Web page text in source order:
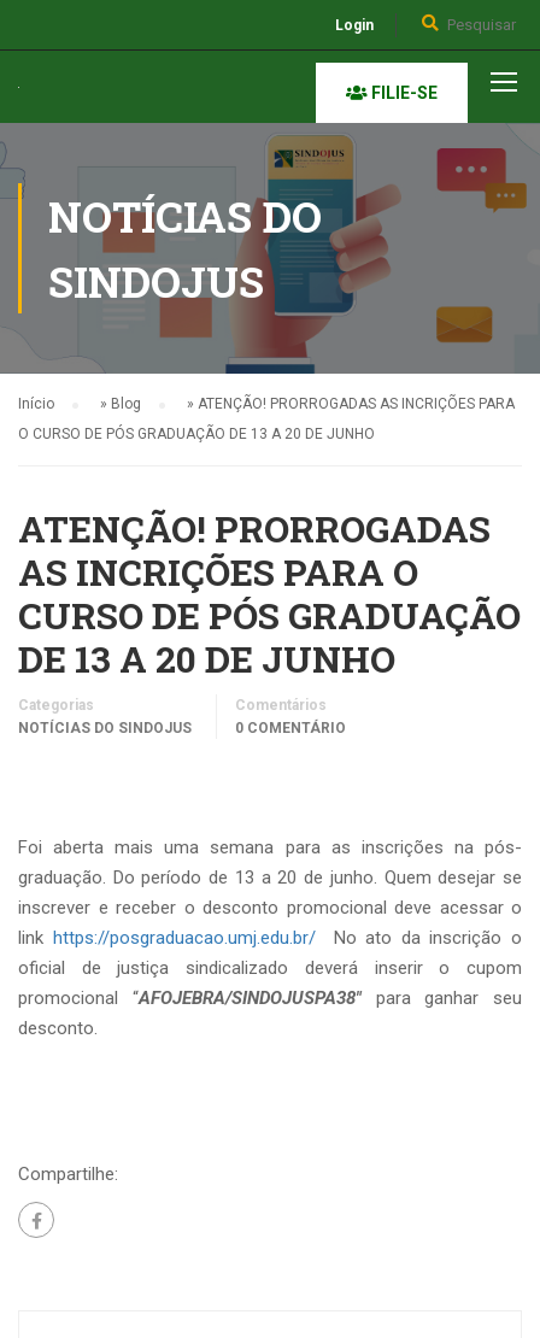
Login
FILIE-SE
NOTÍCIAS DO
SINDOJUS
Início » Blog » ATENÇÃO! PRORROGADAS AS INCRIÇÕES PARA
O CURSO DE PÓS GRADUAÇÃO DE 13 A 20 DE JUNHO
ATENÇÃO! PRORROGADAS
AS INCRIÇÕES PARA O
CURSO DE PÓS GRADUAÇÃO
DE 13 A 20 DE JUNHO
Categorias
NOTÍCIAS DO SINDOJUS
Comentários
0 COMENTÁRIO
Foi aberta mais uma semana para as inscrições na pós-
graduação. Do período de 13 a 20 de junho. Quem desejar se
inscrever e receber o desconto promocional deve acessar o
link https://posgraduacao.umj.edu.br/No ato da inscrição o
oficial de justiça sindicalizado deverá inserir o cupom
promocional “AFOJEBRA/SINDOJUSPA38″para ganhar seu
desconto.
Compartilhe: